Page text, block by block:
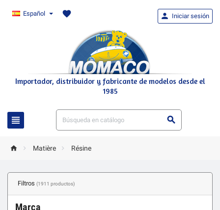
Español favorite
Importador, distribuidor y fabricante de modelos desde el
1985
 
 Iniciar sesión
  Matière  Résine
Filtros (1911 productos)
Marca